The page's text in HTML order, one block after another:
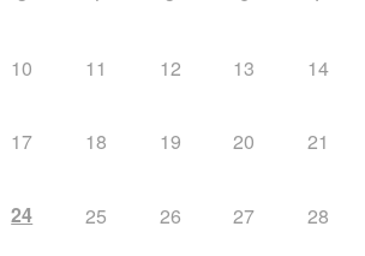
10 11 12 13 14
17 18 19 20 21
24 25 26 27 28